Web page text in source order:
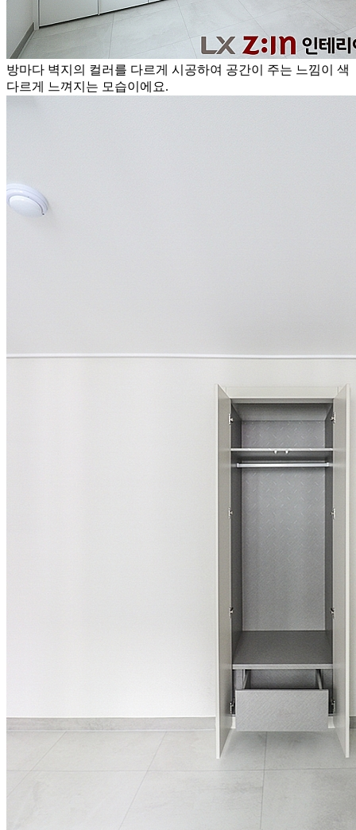
방마다 벽지의 컬러를 다르게 시공하여 공간이 주는 느낌이 색
다르게 느껴지는 모습이에요.